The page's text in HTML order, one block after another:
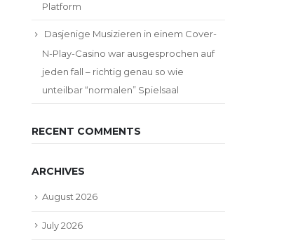
Platform
Dasjenige Musizieren in einem Cover-
N-Play-Casino war ausgesprochen auf
jeden fall – richtig genau so wie
unteilbar “normalen” Spielsaal
RECENT COMMENTS
ARCHIVES
August 2026
July 2026